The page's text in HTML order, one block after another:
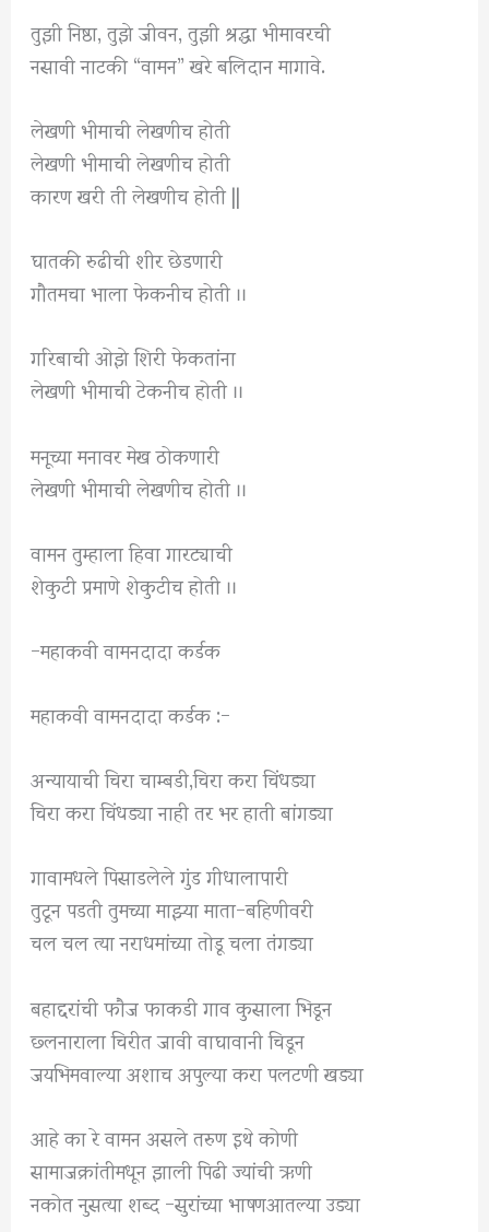
तुझी निष्ठा, तुझे जीवन, तुझी श्रद्धा भीमावरची
नसावी नाटकी “वामन” खरे बलिदान मागावे.
लेखणी भीमाची लेखणीच होती
लेखणी भीमाची लेखणीच होती
कारण खरी ती लेखणीच होती ||
घातकी रुढीची शीर छेडणारी
गौतमचा भाला फेकनीच होती ।।
गरिबाची ओझे शिरी फेकतांना
लेखणी भीमाची टेकनीच होती ।।
मनूच्या मनावर मेख ठोकणारी
लेखणी भीमाची लेखणीच होती ।।
वामन तुम्हाला हिवा गारट्याची
शेकुटी प्रमाणे शेकुटीच होती ।।
-महाकवी वामनदादा कर्डक
महाकवी वामनदादा कर्डक :-
अन्यायाची चिरा चाम्बडी,चिरा करा चिंधड्या
चिरा करा चिंधड्या नाही तर भर हाती बांगड्या
गावामधले पिसाडलेले गुंड गीधालापारी
तुटून पडती तुमच्या माझ्या माता-बहिणीवरी
चल चल त्या नराधमांच्या तोडू चला तंगड्या
बहाद्दरांची फौज फाकडी गाव कुसाला भिडून
छ्लनाराला चिरीत जावी वाघावानी चिडून
जयभिमवाल्या अशाच अपुल्या करा पलटणी खड्या
आहे का रे वामन असले तरुण इथे कोणी
सामाजक्रांतीमधून झाली पिढी ज्यांची ऋणी
नकोत नुसत्या शब्द -सुरांच्या भाषणआतल्या उड्या